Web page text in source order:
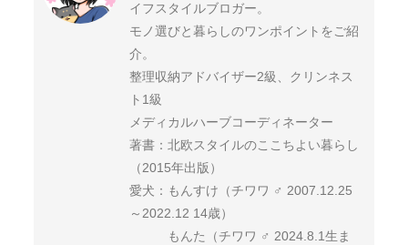
イフスタイルブロガー。
モノ選びと暮らしのワンポイントをご紹
介。
整理収納アドバイザー2級、クリンネス
ト1級
メディカルハーブコーディネーター
著書：北欧スタイルのここちよい暮らし
（2015年出版）
愛犬：もんすけ（チワワ ♂ 2007.12.25
～2022.12 14歳）
もんた（チワワ ♂ 2024.8.1生ま